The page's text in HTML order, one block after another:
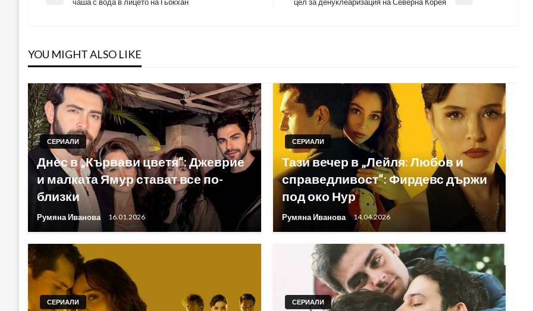
YOU MIGHT ALSO LIKE
СЕРИАЛИ
Днес в „Кървави цветя“: Джеврие
и малката Ямур стават все по-
близки
Румяна Иванова 16.01.2026
СЕРИАЛИ
Тази вечер в „Лейля: Любов и
справедливост“: Фирдевс държи
под око Нур
Румяна Иванова 14.04.2026
СЕРИАЛИ СЕРИАЛИ